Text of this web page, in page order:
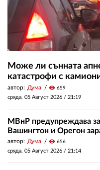
Може ли сънната
катастрофи с
автор: Дума visibility 659
сряда, 05 Август 2026 / 21:19
МВнР предупреждава
Вашингтон и Орегон
автор: Дума visibility 656
сряда, 05 Август 2026 / 21:14